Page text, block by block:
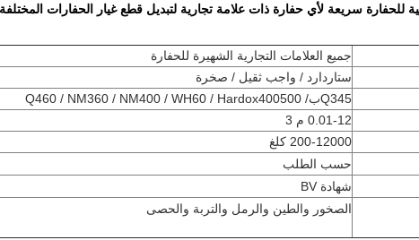
للحفارة سريعة لأي حفارة ذات علامة تجارية لتبديل قطع غيار الحفارات المختلفة
جميع العلامات التجارية الشهيرة للحفارة
ستاردارد / واجب ثقيل / صخرة
Q345ب/ Q460 / NM360 / NM400 / WH60 / Hardox400500
0.01-12 م 3
200-12000 كلغ
حسب الطلب
شهادة BV
الصخور والطين والرمل والتربة والحصى